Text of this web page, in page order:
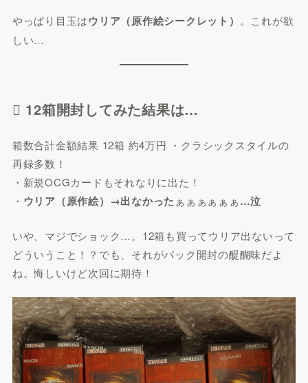
やっぱり目玉はウリア（原作絵シークレット） 。これが欲
しい…
 12箱開封してみた結果は…
箱数合計金額結果 12箱 約4万円 ・クラシックスタイルの
再録多数！
・新規OCGカードもそれなりに出た！
・ ウリア（原作絵）→出なかった ぁぁぁぁぁぁ…泣
いや、マジでショック…。12箱も買ってウリア出ないって
どういうこと！？でも、それがパック開封の醍醐味だよ
ね。悔しいけど次回に期待！